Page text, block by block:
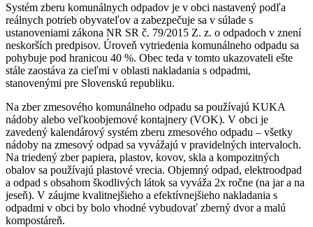
Systém zberu komunálnych odpadov je v obci nastavený podľa
reálnych potrieb obyvateľov a zabezpečuje sa v súlade s
ustanoveniami zákona NR SR č. 79/2015 Z. z. o odpadoch v znení
neskorších predpisov. Úroveň vytriedenia komunálneho odpadu sa
pohybuje pod hranicou 40 %. Obec teda v tomto ukazovateli ešte
stále zaostáva za cieľmi v oblasti nakladania s odpadmi,
stanovenými pre Slovenskú republiku.
Na zber zmesového komunálneho odpadu sa používajú KUKA
nádoby alebo veľkoobjemové kontajnery (VOK). V obci je
zavedený kalendárový systém zberu zmesového odpadu – všetky
nádoby na zmesový odpad sa vyvážajú v pravidelných intervaloch.
Na triedený zber papiera, plastov, kovov, skla a kompozitných
obalov sa používajú plastové vrecia. Objemný odpad, elektroodpad
a odpad s obsahom škodlivých látok sa vyváža 2x ročne (na jar a na
jeseň). V záujme kvalitnejšieho a efektívnejšieho nakladania s
odpadmi v obci by bolo vhodné vybudovať zberný dvor a malú
kompostáreň.